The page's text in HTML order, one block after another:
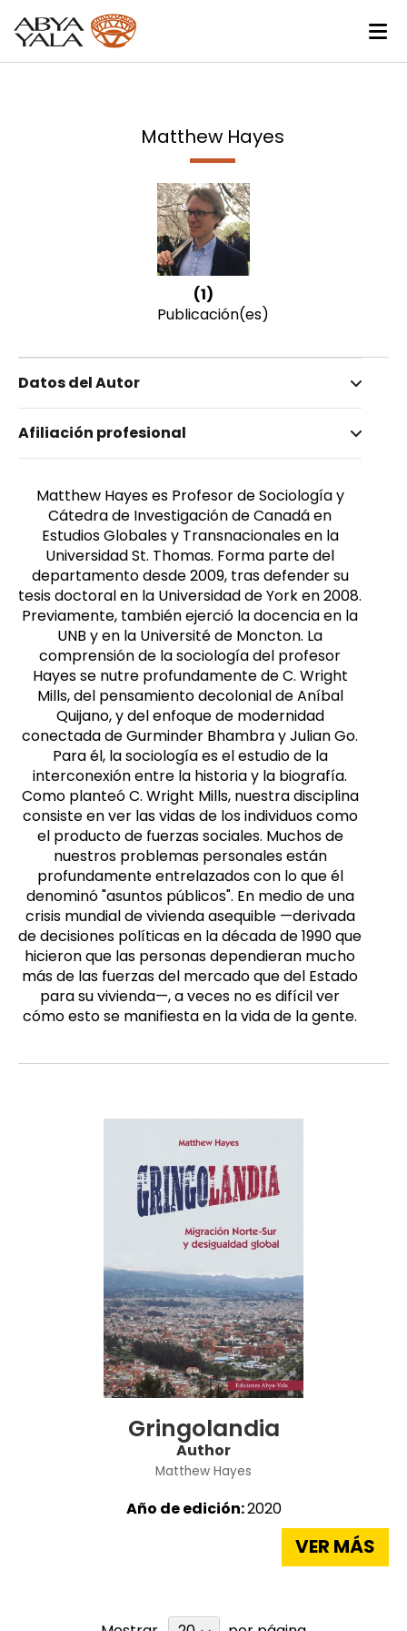
Matthew Hayes
(1)
Publicación(es)
Datos del Autor
Hayes, Matthew
Masculino
Afiliación profesional
Matthew Hayes es Profesor de Sociología y
Cátedra de Investigación de Canadá en
Estudios Globales y Transnacionales en la
Universidad St. Thomas. Forma parte del
departamento desde 2009, tras defender su
tesis doctoral en la Universidad de York en 2008.
Previamente, también ejerció la docencia en la
UNB y en la Université de Moncton. La
comprensión de la sociología del profesor
Hayes se nutre profundamente de C. Wright
Mills, del pensamiento decolonial de Aníbal
Quijano, y del enfoque de modernidad
conectada de Gurminder Bhambra y Julian Go.
Para él, la sociología es el estudio de la
interconexión entre la historia y la biografía.
Como planteó C. Wright Mills, nuestra disciplina
consiste en ver las vidas de los individuos como
el producto de fuerzas sociales. Muchos de
nuestros problemas personales están
profundamente entrelazados con lo que él
denominó "asuntos públicos". En medio de una
crisis mundial de vivienda asequible —derivada
de decisiones políticas en la década de 1990 que
hicieron que las personas dependieran mucho
más de las fuerzas del mercado que del Estado
para su vivienda—, a veces no es difícil ver
cómo esto se manifiesta en la vida de la gente.
Gringolandia
Author
Matthew Hayes
Año de edición:2020
VER MÁS